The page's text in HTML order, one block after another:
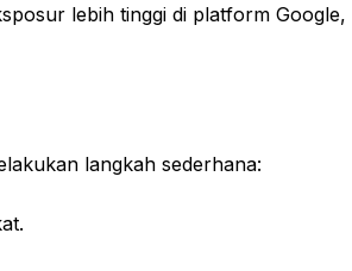
lebih tinggi di platform Google,
langkah sederhana: